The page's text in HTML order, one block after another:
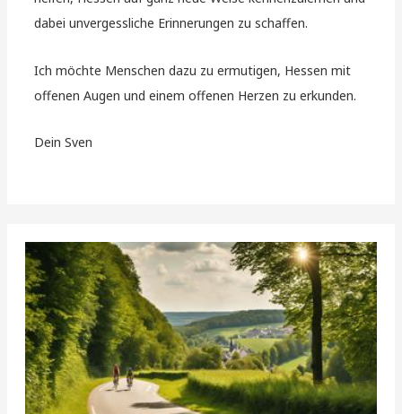
dabei unvergessliche Erinnerungen zu schaffen.
Ich möchte Menschen dazu zu ermutigen, Hessen mit
offenen Augen und einem offenen Herzen zu erkunden.
Dein Sven